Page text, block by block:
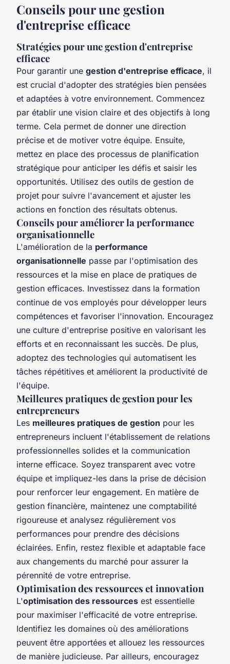
Conseils pour une gestion
d'entreprise efficace
Stratégies pour une gestion d'entreprise
efficace
Pour garantir une gestion d'entreprise efficace, il
est crucial d'adopter des stratégies bien pensées
et adaptées à votre environnement. Commencez
par établir une vision claire et des objectifs à long
terme. Cela permet de donner une direction
précise et de motiver votre équipe. Ensuite,
mettez en place des processus de planification
stratégique pour anticiper les défis et saisir les
opportunités. Utilisez des outils de gestion de
projet pour suivre l'avancement et ajuster les
actions en fonction des résultats obtenus.
Conseils pour améliorer la performance
organisationnelle
L'amélioration de la performance
organisationnelle passe par l'optimisation des
ressources et la mise en place de pratiques de
gestion efficaces. Investissez dans la formation
continue de vos employés pour développer leurs
compétences et favoriser l'innovation. Encouragez
une culture d'entreprise positive en valorisant les
efforts et en reconnaissant les succès. De plus,
adoptez des technologies qui automatisent les
tâches répétitives et améliorent la productivité de
l'équipe.
Meilleures pratiques de gestion pour les
entrepreneurs
Les meilleures pratiques de gestion pour les
entrepreneurs incluent l'établissement de relations
professionnelles solides et la communication
interne efficace. Soyez transparent avec votre
équipe et impliquez-les dans la prise de décision
pour renforcer leur engagement. En matière de
gestion financière, maintenez une comptabilité
rigoureuse et analysez régulièrement vos
performances pour prendre des décisions
éclairées. Enfin, restez flexible et adaptable face
aux changements du marché pour assurer la
pérennité de votre entreprise.
Optimisation des ressources et innovation
L'optimisation des ressources est essentielle
pour maximiser l'efficacité de votre entreprise.
Identifiez les domaines où des améliorations
peuvent être apportées et allouez les ressources
de manière judicieuse. Par ailleurs, encouragez